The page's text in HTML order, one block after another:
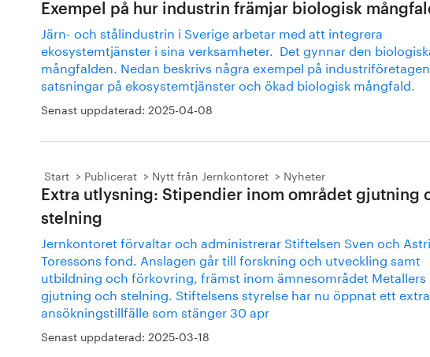
Exempel på hur industrin främjar biologisk
Järn- och stålindustrin i Sverige arbetar med att integrera
ekosystemtjänster i sina verksamheter. Det gynnar den
mångfalden. Nedan beskrivs några exempel på
satsningar på ekosystemtjänster och ökad biologisk mångfald.
Senast uppdaterad: 2025-04-08
Start Publicerat Nytt från Jernkontoret Nyheter
Extra utlysning: Stipendier inom området gjutning
stelning
Jernkontoret förvaltar och administrerar Stiftelsen Sven och
Toressons fond. Anslagen går till forskning och utveckling samt
utbildning och förkovring, främst inom ämnesområdet Metallers
gjutning och stelning. Stiftelsens styrelse har nu öppnat ett extra
ansökningstillfälle som stänger 30 apr
Senast uppdaterad: 2025-03-18